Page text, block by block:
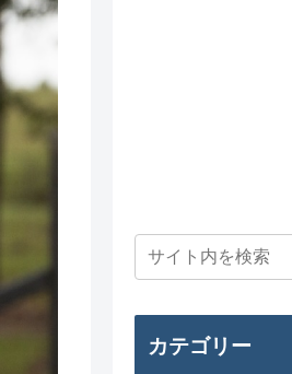
カテゴリー